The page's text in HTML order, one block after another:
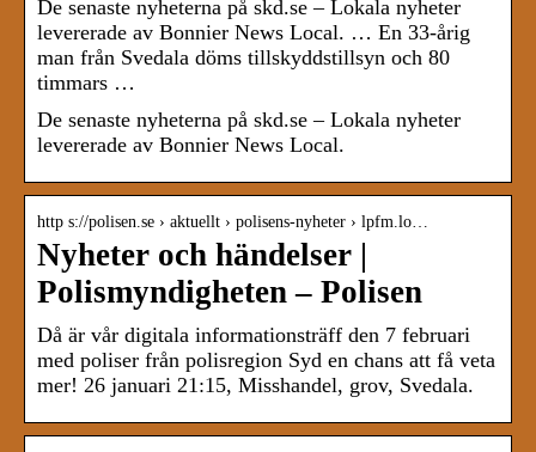
De senaste nyheterna på skd.se – Lokala nyheter
levererade av Bonnier News Local. … En 33-årig
man från Svedala döms tillskyddstillsyn och 80
timmars …
De senaste nyheterna på skd.se – Lokala nyheter
levererade av Bonnier News Local.
http s://polisen.se › aktuellt › polisens-nyheter › lpfm.lo…
Nyheter och händelser |
Polismyndigheten – Polisen
Då är vår digitala informationsträff den 7 februari
med poliser från polisregion Syd en chans att få veta
mer! 26 januari 21:15, Misshandel, grov, Svedala.